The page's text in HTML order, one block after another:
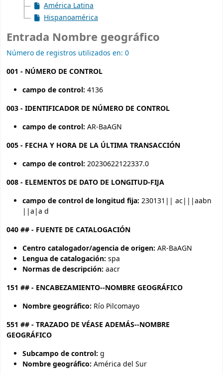
América Latina
Hispanoamérica
Entrada Nombre geográfico
Número de registros utilizados en: 0
001 - NÚMERO DE CONTROL
campo de control: 4136
003 - IDENTIFICADOR DE NÚMERO DE CONTROL
campo de control: AR-BaAGN
005 - FECHA Y HORA DE LA ÚLTIMA TRANSACCIÓN
campo de control: 20230622122337.0
008 - ELEMENTOS DE DATO DE LONGITUD-FIJA
campo de control de longitud fija: 230131|| ac|||aabn
||a|a d
040 ## - FUENTE DE CATALOGACIÓN
Centro catalogador/agencia de origen: AR-BaAGN
Lengua de catalogación: spa
Normas de descripción: aacr
151 ## - ENCABEZAMIENTO--NOMBRE GEOGRÁFICO
Nombre geográfico: Río Pilcomayo
551 ## - TRAZADO DE VÉASE ADEMÁS--NOMBRE
GEOGRÁFICO
Subcampo de control: g
Nombre geográfico: América del Sur